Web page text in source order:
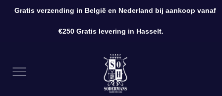
Kleding
Gratis verzending in België en Nederland bij aankoop vanaf
€250 Gratis levering in Hasselt.